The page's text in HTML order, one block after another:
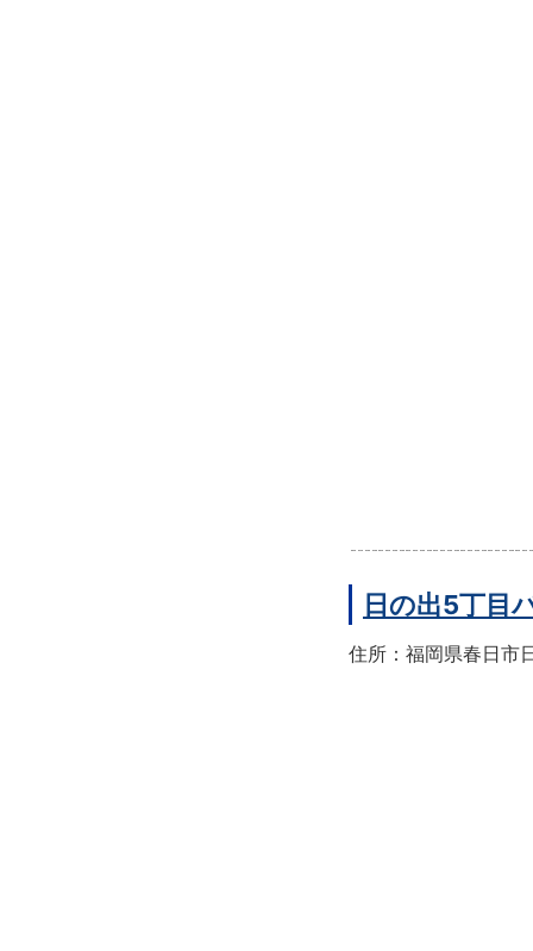
日の出5丁目
住所：福岡県春日市